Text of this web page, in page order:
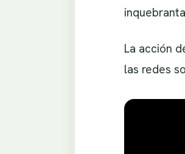
La acción
las redes